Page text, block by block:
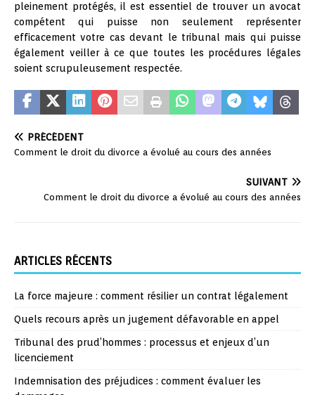
pleinement protégés, il est essentiel de trouver un avocat
compétent qui puisse non seulement représenter
efficacement votre cas devant le tribunal mais qui puisse
également veiller à ce que toutes les procédures légales
soient scrupuleusement respectée.
PRÉCÉDENT
Comment le droit du divorce a évolué au cours des années
SUIVANT
Comment le droit du divorce a évolué au cours des années
ARTICLES RÉCENTS
La force majeure : comment résilier un contrat légalement
Quels recours après un jugement défavorable en appel
Tribunal des prud’hommes : processus et enjeux d’un
licenciement
Indemnisation des préjudices : comment évaluer les